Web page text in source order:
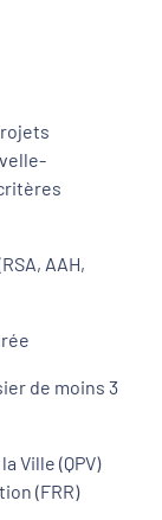
AAH,
de moins 3
Ville (QPV)
(FRR)